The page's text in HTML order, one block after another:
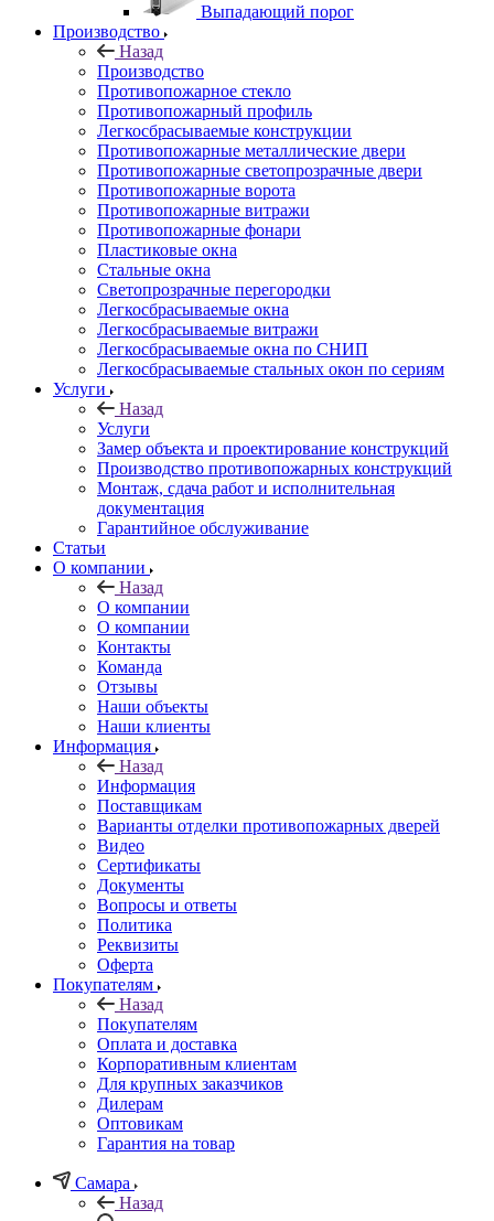
Выпадающий порог
Производство
Назад
Производство
Противопожарное стекло
Противопожарный профиль
Легкосбрасываемые конструкции
Противопожарные металлические двери
Противопожарные светопрозрачные двери
Противопожарные ворота
Противопожарные витражи
Противопожарные фонари
Пластиковые окна
Стальные окна
Светопрозрачные перегородки
Легкосбрасываемые окна
Легкосбрасываемые витражи
Легкосбрасываемые окна по СНИП
Легкосбрасываемые стальных окон по сериям
Услуги
Назад
Услуги
Замер объекта и проектирование конструкций
Производство противопожарных конструкций
Монтаж, сдача работ и исполнительная
документация
Гарантийное обслуживание
Статьи
О компании
Назад
О компании
О компании
Контакты
Команда
Отзывы
Наши объекты
Наши клиенты
Информация
Назад
Информация
Поставщикам
Варианты отделки противопожарных дверей
Видео
Сертификаты
Документы
Вопросы и ответы
Политика
Реквизиты
Оферта
Покупателям
Назад
Покупателям
Оплата и доставка
Корпоративным клиентам
Для крупных заказчиков
Дилерам
Оптовикам
Гарантия на товар
Самара
Назад